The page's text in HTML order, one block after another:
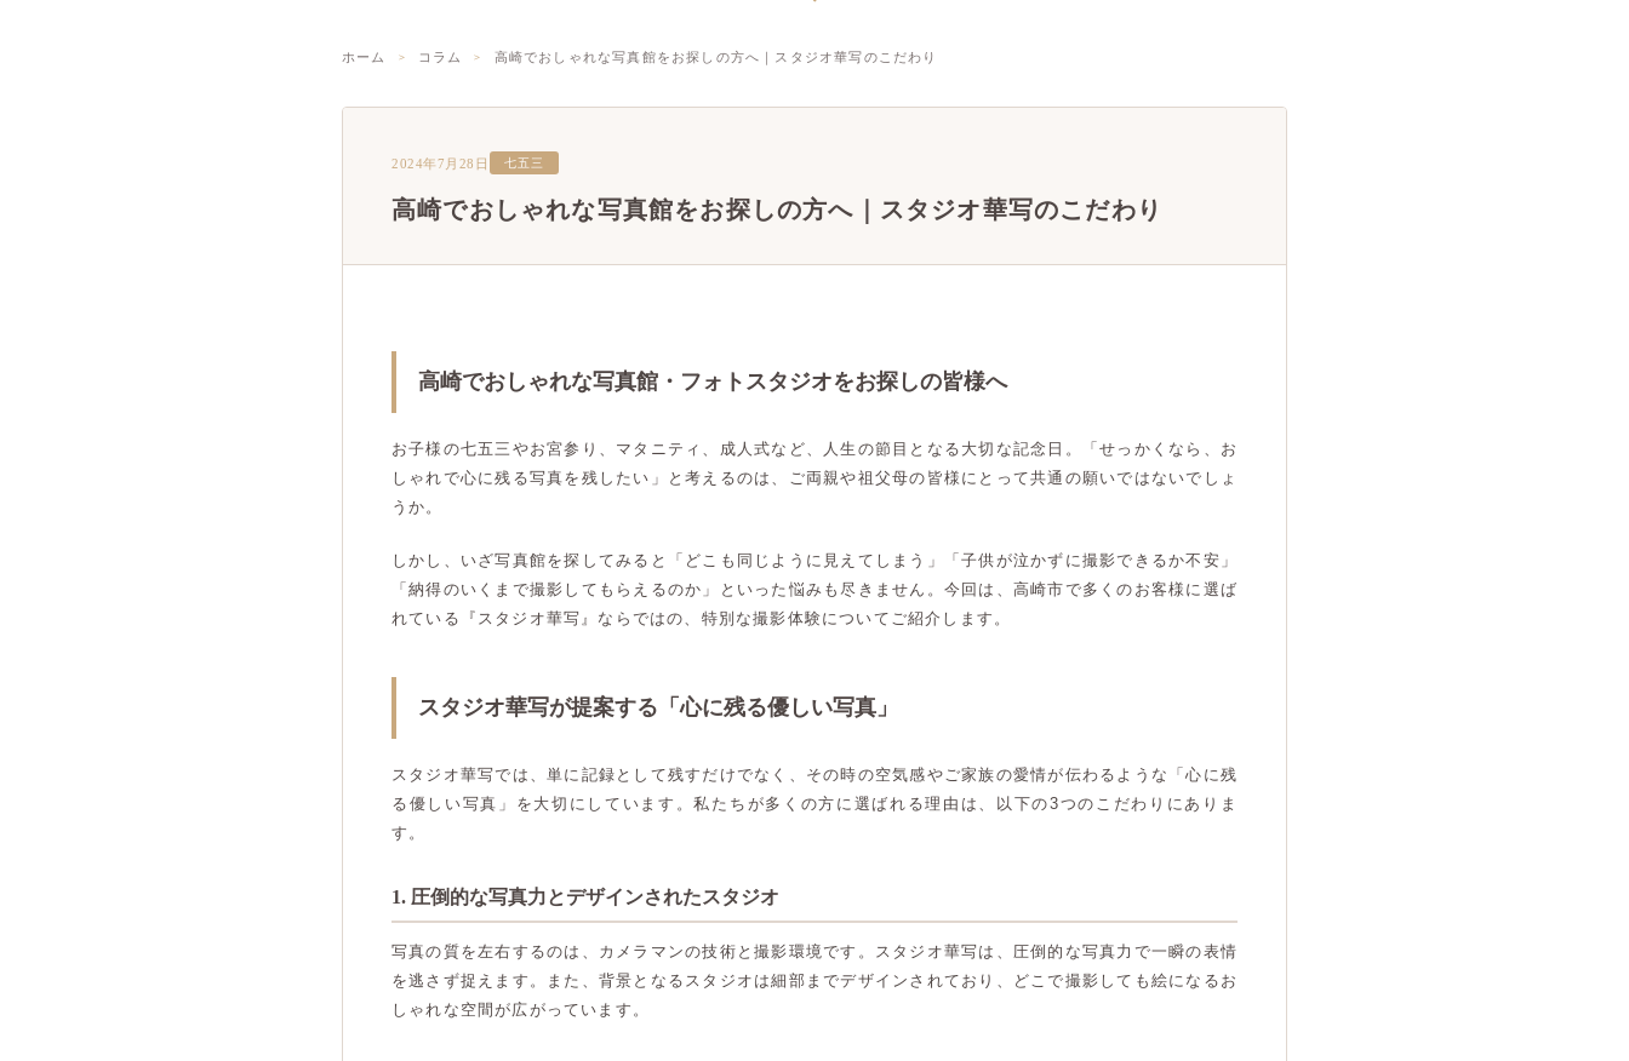
ホーム コラム 高崎でおしゃれな写真館をお探しの方へ｜スタジオ華写のこだわり
2024年7月28日 七五三
高崎でおしゃれな写真館をお探しの方へ｜スタジオ華写のこだわり
高崎でおしゃれな写真館・フォトスタジオをお探しの皆様へ
お子様の七五三やお宮参り、マタニティ、成人式など、人生の節目となる大切な記念日。「せっかくなら、お
しゃれで心に残る写真を残したい」と考えるのは、ご両親や祖父母の皆様にとって共通の願いではないでしょ
うか。
しかし、いざ写真館を探してみると「どこも同じように見えてしまう」「子供が泣かずに撮影できるか不安」
「納得のいくまで撮影してもらえるのか」といった悩みも尽きません。今回は、高崎市で多くのお客様に選ば
れている『スタジオ華写』ならではの、特別な撮影体験についてご紹介します。
スタジオ華写が提案する「心に残る優しい写真」
スタジオ華写では、単に記録として残すだけでなく、その時の空気感やご家族の愛情が伝わるような「心に残
る優しい写真」を大切にしています。私たちが多くの方に選ばれる理由は、以下の3つのこだわりにありま
す。
1. 圧倒的な写真力とデザインされたスタジオ
写真の質を左右するのは、カメラマンの技術と撮影環境です。スタジオ華写は、圧倒的な写真力で一瞬の表情
を逃さず捉えます。また、背景となるスタジオは細部までデザインされており、どこで撮影しても絵になるお
しゃれな空間が広がっています。